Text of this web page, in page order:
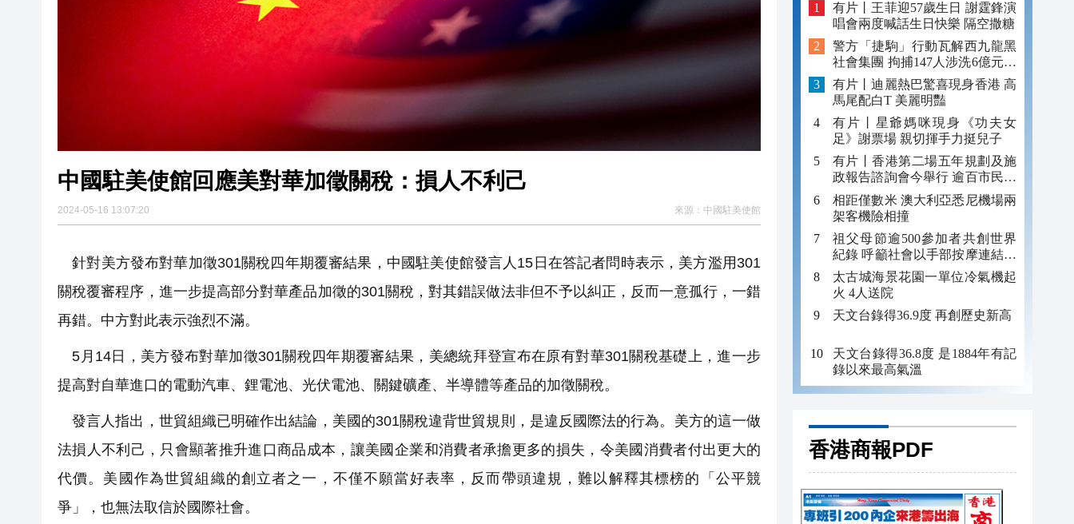
中國駐美使館回應美對華加徵關稅：損人不利己
2024-05-16 13:07:20 來源： 中國駐美使館
針對美方發布對華加徵301關稅四年期覆審結果，中國駐美使館發言人15日在答記者問時表示，美方濫用301
關稅覆審程序，進一步提高部分對華產品加徵的301關稅，對其錯誤做法非但不予以糾正，反而一意孤行，一錯
再錯。中方對此表示強烈不滿。
5月14日，美方發布對華加徵301關稅四年期覆審結果，美總統拜登宣布在原有對華301關稅基礎上，進一步
提高對自華進口的電動汽車、鋰電池、光伏電池、關鍵礦產、半導體等產品的加徵關稅。
發言人指出，世貿組織已明確作出結論，美國的301關稅違背世貿規則，是違反國際法的行為。美方的這一做
法損人不利己，只會顯著推升進口商品成本，讓美國企業和消費者承擔更多的損失，令美國消費者付出更大的
代價。美國作為世貿組織的創立者之一，不僅不願當好表率，反而帶頭違規，難以解釋其標榜的「公平競
爭」，也無法取信於國際社會。
有片丨王菲迎57歲生日 謝霆鋒演
唱會兩度喊話生日快樂 隔空撒糖
警方「捷駒」行動瓦解西九龍黑
社會集團 拘捕147人涉洗6億元黑
錢
有片丨迪麗熱巴驚喜現身香港 高
馬尾配白T 美麗明豔
有片丨星爺媽咪現身《功夫女
足》謝票場 親切揮手力挺兒子
有片丨香港第二場五年規劃及施
政報告諮詢會今舉行 逾百市民出
席
相距僅數米 澳大利亞悉尼機場兩
架客機險相撞
祖父母節逾500參加者共創世界
紀錄 呼籲社會以手部按摩連結長
者
太古城海景花園一單位冷氣機起
火 4人送院
天文台錄得36.9度 再創歷史新高
天文台錄得36.8度 是1884年有記
錄以來最高氣溫
香港商報PDF